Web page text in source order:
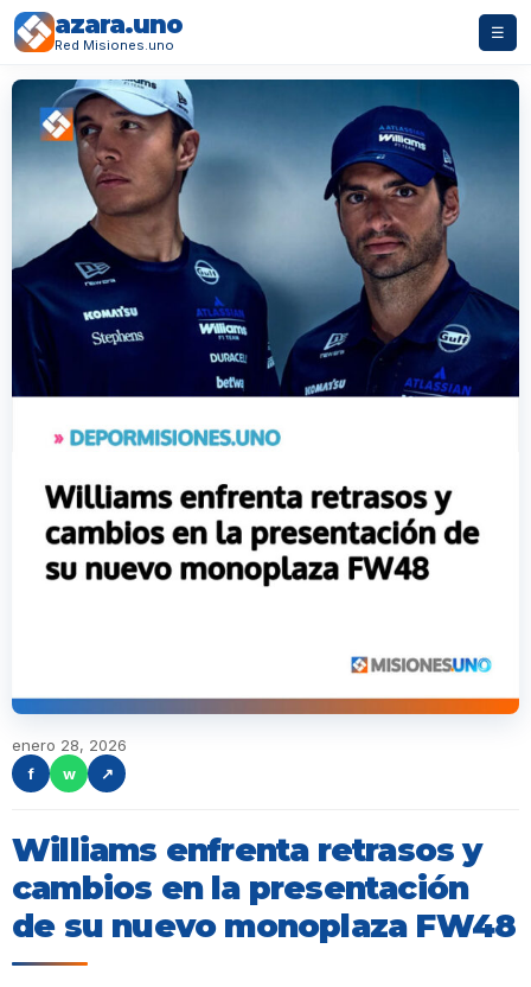
azara.uno
Red Misiones.uno
☰
enero 28, 2026
f
w ↗
Williams enfrenta retrasos y
cambios en la presentación
de su nuevo monoplaza FW48